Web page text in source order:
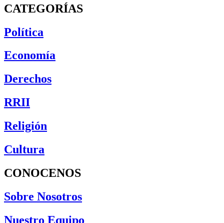
CATEGORÍAS
Política
Economía
Derechos
RRII
Religión
Cultura
CONOCENOS
Sobre Nosotros
Nuestro Equipo